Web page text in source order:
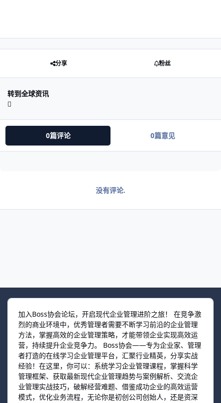
分享 粉丝
转到全球资讯
0篇评论 0篇意见
没有评论.
加入Boss协会论坛，开启现代企业管理进阶之旅！ 在竞争激
烈的商业环境中，优秀管理者需要不断学习前沿的企业管理
方法，掌握高效的企业管理策略，才能带领企业实现高效运
营，持续提升企业竞争力。 Boss协会——专为企业家、管理
者打造的在线学习企业管理平台，汇聚行业精英，分享实战
经验！在这里，你可以：系统学习企业管理课程，掌握科学
管理框架、获取最新现代企业管理趋势与案例解析、交流企
业管理实战技巧，破解经营难题、借鉴成功企业的高效运营
模式，优化业务流程，无论你是初创公司创始人，还是资深